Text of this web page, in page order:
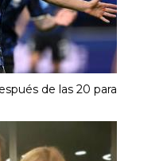
de las 20 para